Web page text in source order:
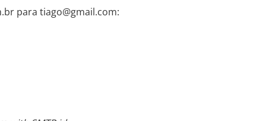
para tiago@gmail.com: